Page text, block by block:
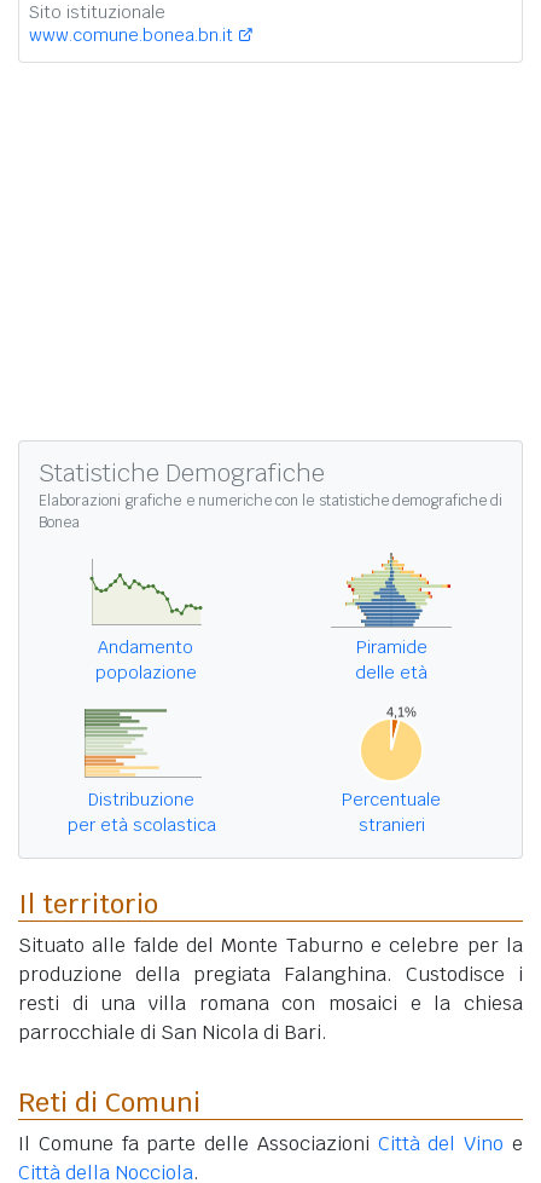
Sito istituzionale
www.comune.bonea.bn.it
Statistiche Demografiche
Elaborazioni grafiche e numeriche con le statistiche demografiche di
Bonea
Andamento
popolazione
Piramide
delle età
Distribuzione
per età scolastica
Percentuale
stranieri
Il territorio
Situato alle falde del Monte Taburno e celebre per la
produzione della pregiata Falanghina. Custodisce i
resti di una villa romana con mosaici e la chiesa
parrocchiale di San Nicola di Bari.
Reti di Comuni
Il Comune fa parte delle Associazioni Città del Vino e
Città della Nocciola.